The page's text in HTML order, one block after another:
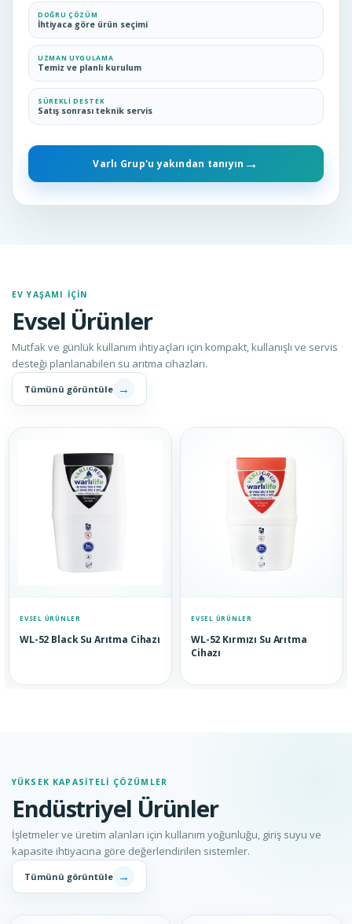
DOĞRU ÇÖZÜM
İhtiyaca göre ürün seçimi
UZMAN UYGULAMA
Temiz ve planlı kurulum
SÜREKLI DESTEK
Satış sonrası teknik servis
Varlı Grup'u yakından tanıyın →
EV YAŞAMI İÇIN
Evsel Ürünler
Mutfak ve günlük kullanım ihtiyaçları için kompakt, kullanışlı ve servis
desteği planlanabilen su arıtma cihazları.
Tümünü görüntüle →
EVSEL ÜRÜNLER
WL-52 Black Su Arıtma Cihazı
EVSEL ÜRÜNLER
WL-52 Kırmızı Su Arıtma
Cihazı
YÜKSEK KAPASITELI ÇÖZÜMLER
Endüstriyel Ürünler
İşletmeler ve üretim alanları için kullanım yoğunluğu, giriş suyu ve
kapasite ihtiyacına göre değerlendirilen sistemler.
Tümünü görüntüle →